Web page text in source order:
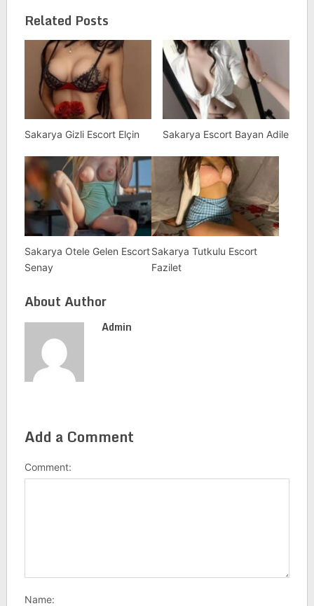
Related Posts
Sakarya Gizli Escort Elçin Sakarya Escort Bayan Adile
Sakarya Otele Gelen Escort
Senay
Sakarya Tutkulu Escort
Fazilet
About Author
Admin
Add a Comment
Comment:
Name: